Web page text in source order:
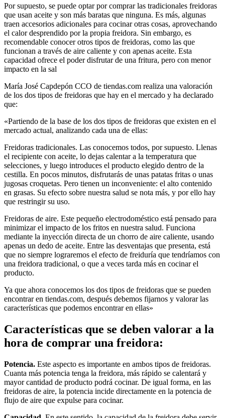
Por supuesto, se puede optar por comprar las tradicionales freidoras
que usan aceite y son más baratas que ninguna. Es más, algunas
traen accesorios adicionales para cocinar otras cosas, aprovechando
el calor desprendido por la propia freidora. Sin embargo, es
recomendable conocer otros tipos de freidoras, como las que
funcionan a través de aire caliente y con apenas aceite. Esta
capacidad ofrece el poder disfrutar de una fritura, pero con menor
impacto en la sal
María José Capdepón CCO de tiendas.com realiza una valoración
de los dos tipos de freidoras que hay en el mercado y ha declarado
que:
«Partiendo de la base de los dos tipos de freidoras que existen en el
mercado actual, analizando cada una de ellas:
Freidoras tradicionales. Las conocemos todos, por supuesto. Llenas
el recipiente con aceite, lo dejas calentar a la temperatura que
selecciones, y luego introduces el producto elegido dentro de la
cestilla. En pocos minutos, disfrutarás de unas patatas fritas o unas
jugosas croquetas. Pero tienen un inconveniente: el alto contenido
en grasas. Su efecto sobre nuestra salud se nota más, y por ello hay
que restringir su uso.
Freidoras de aire. Este pequeño electrodoméstico está pensado para
minimizar el impacto de los fritos en nuestra salud. Funciona
mediante la inyección directa de un chorro de aire caliente, usando
apenas un dedo de aceite. Entre las desventajas que presenta, está
que no siempre lograremos el efecto de freiduría que tendríamos con
una freidora tradicional, o que a veces tarda más en cocinar el
producto.
Ya que ahora conocemos los dos tipos de freidoras que se pueden
encontrar en tiendas.com, después debemos fijarnos y valorar las
características que podemos encontrar en ellas»
Características que se deben valorar a la
hora de comprar una freidora:
Potencia. Este aspecto es importante en ambos tipos de freidoras.
Cuanta más potencia tenga la freidora, más rápido se calentará y
mayor cantidad de producto podrá cocinar. De igual forma, en las
freidoras de aire, la potencia incide directamente en la potencia de
flujo de aire que expulse para cocinar.